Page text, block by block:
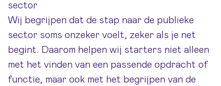
sector
Wij begrijpen dat de stap naar de publieke
sector soms onzeker voelt, zeker als je net
begint. Daarom helpen wij starters niet alleen
met het vinden van een passende opdracht of
functie, maar ook met het begrijpen van de